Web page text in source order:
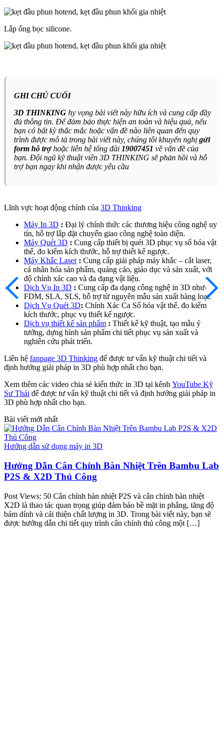
Lắp ống bọc silicone.
GHI CHÚ CUỐI
3D THINKING hy vọng bài viết này hữu ích và cung cấp đầy
đủ thông tin. Để đảm bảo thực hiện an toàn và hiệu quả, nếu
bạn có bất kỳ thắc mắc hoặc vấn đề nào liên quan đến quy
trình được mô tả trong bài viết này, chúng tôi khuyến nghị gửi
form hỗ trợhoặc liên hệ tổng đài 19007451 về vấn đề của
bạn. Đội ngũ kỹ thuật viên 3D THINKING sẽ phản hồi và hỗ
trợ bạn ngay khi nhận được yêu cầu
Lĩnh vực hoạt động chính của 3D Thinking
Máy In 3D : Đại lý chính thức các thương hiệu công nghệ uy
tín, hỗ trợ lắp đặt chuyển giao công nghệ toàn diện.
Máy Quét 3D : Cung cấp thiết bị quét 3D phục vụ số hóa vật
thể, đo kiểm kích thước, hỗ trợ thiết kế ngược.
Máy Khắc Laser : Cung cấp giải pháp máy khắc – cắt laser,
cá nhân hóa sản phẩm, quảng cáo, giáo dục và sản xuất, với
độ chính xác cao và đa dạng vật liệu.
Dịch Vụ In 3D : Cung cấp đa dạng công nghệ in 3D như
FDM, SLA, SLS, hỗ trợ từ nguyên mẫu sản xuất hàng loạt.
Dịch Vụ Quét 3D: Chính Xác Ca Số hóa vật thể, đo kiểm
kích thước, phục vụ thiết kế ngược.
Dịch vụ thiết kế sản phẩm : Thiết kế kỹ thuật, tạo mẫu ý
tưởng, dựng hình sản phẩm chi tiết phục vụ sản xuất và
nghiên cứu phát triển.
Liên hệ fanpage 3D Thinking để được tư vấn kỹ thuật chi tiết và
định hướng giải pháp in 3D phù hợp nhất cho bạn.
Xem thêm các video chia sẻ kiến thức in 3D tại kênh YouTube Kỹ
Sư Thái để được tư vấn kỹ thuật chi tiết và định hướng giải pháp in
3D phù hợp nhất cho bạn.
Bài viết mới nhất
Hướng dẫn sử dụng máy in 3D
Hướng Dẫn Cân Chỉnh Bàn Nhiệt Trên Bambu Lab
P2S & X2D Thủ Công
Post Views: 50 Cân chỉnh bàn nhiệt P2S và cân chỉnh bàn nhiệt
X2D là thao tác quan trọng giúp đảm bảo bề mặt in phẳng, tăng độ
bám dính và cải thiện chất lượng in 3D. Trong bài viết này, bạn sẽ
được hướng dẫn chi tiết quy trình cân chỉnh thủ công một […]